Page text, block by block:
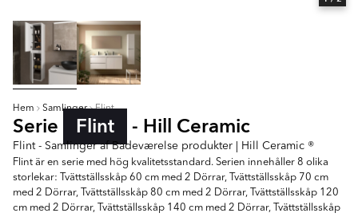
Hem Samlinger Flint
Serie Flint - Hill Ceramic
Flint - Samlinger af Badeværelse produkter | Hill Ceramic ®
Flint är en serie med hög kvalitetsstandard. Serien innehåller 8 olika
storlekar: Tvättställsskåp 60 cm med 2 Dörrar, Tvättställsskåp 70 cm
med 2 Dörrar, Tvättställsskåp 80 cm med 2 Dörrar, Tvättställsskåp 120
cm med 2 Dörrar, Tvättställsskåp 140 cm med 2 Dörrar, Tvättställsskåp